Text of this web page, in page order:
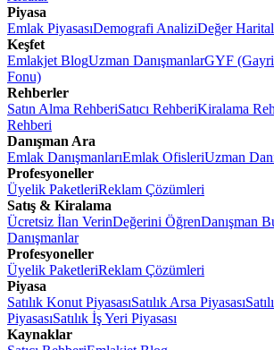
Piyasa
Emlak PiyasasıDemografi AnaliziDeğer
Keşfet
Emlakjet BlogUzman DanışmanlarGYF
Fonu)
Rehberler
Satın Alma RehberiSatıcı RehberiKiralama
Rehberi
Danışman Ara
Emlak DanışmanlarıEmlak OfisleriUzman
Profesyoneller
Üyelik PaketleriReklam Çözümleri
Satış & Kiralama
Ücretsiz İlan VerinDeğerini ÖğrenDanışman
Danışmanlar
Profesyoneller
Üyelik PaketleriReklam Çözümleri
Piyasa
Satılık Konut PiyasasıSatılık Arsa Piyasası
PiyasasıSatılık İş Yeri Piyasası
Kaynaklar